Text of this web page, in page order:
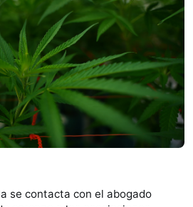
se contacta con el abogado